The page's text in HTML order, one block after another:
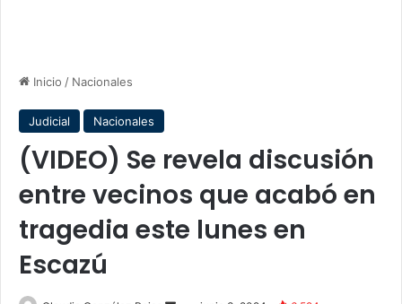
Inicio / Nacionales
Judicial Nacionales
(VIDEO) Se revela discusión
entre vecinos que acabó en
tragedia este lunes en
Escazú